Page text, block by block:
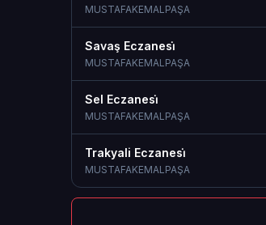
MUSTAFAKEMALPAŞA
Savaş Eczanesi̇
MUSTAFAKEMALPAŞA
Sel Eczanesi̇
MUSTAFAKEMALPAŞA
Trakyali Eczanesi̇
MUSTAFAKEMALPAŞA